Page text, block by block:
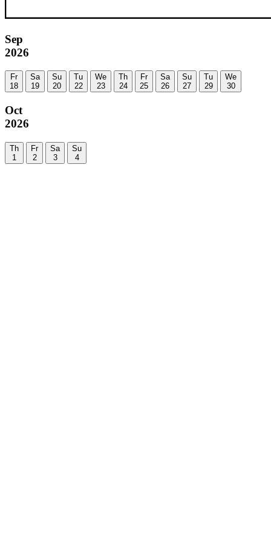
Sep
2026
Fr
18
Sa
19
Su
20
Tu
22
We
23
Th
24
Fr
25
Sa
26
Su
27
Tu
29
We
30
Oct
2026
Th
1
Fr
2
Sa
3
Su
4